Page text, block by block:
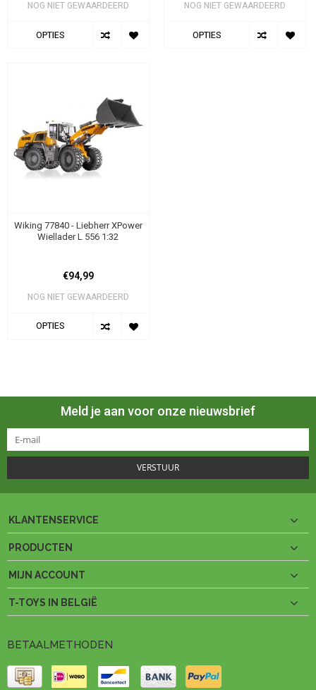
NOG NIET GEWAARDEERD
OPTIES
NOG NIET GEWAARDEERD
OPTIES
Wiking 77840 - Liebherr XPower
Wiellader L 556 1:32
€94,99
NOG NIET GEWAARDEERD
OPTIES
Meld je aan voor onze nieuwsbrief
VERSTUUR
KLANTENSERVICE
PRODUCTEN
MIJN ACCOUNT
T-TOYS IN BELGIË
BETAALMETHODEN